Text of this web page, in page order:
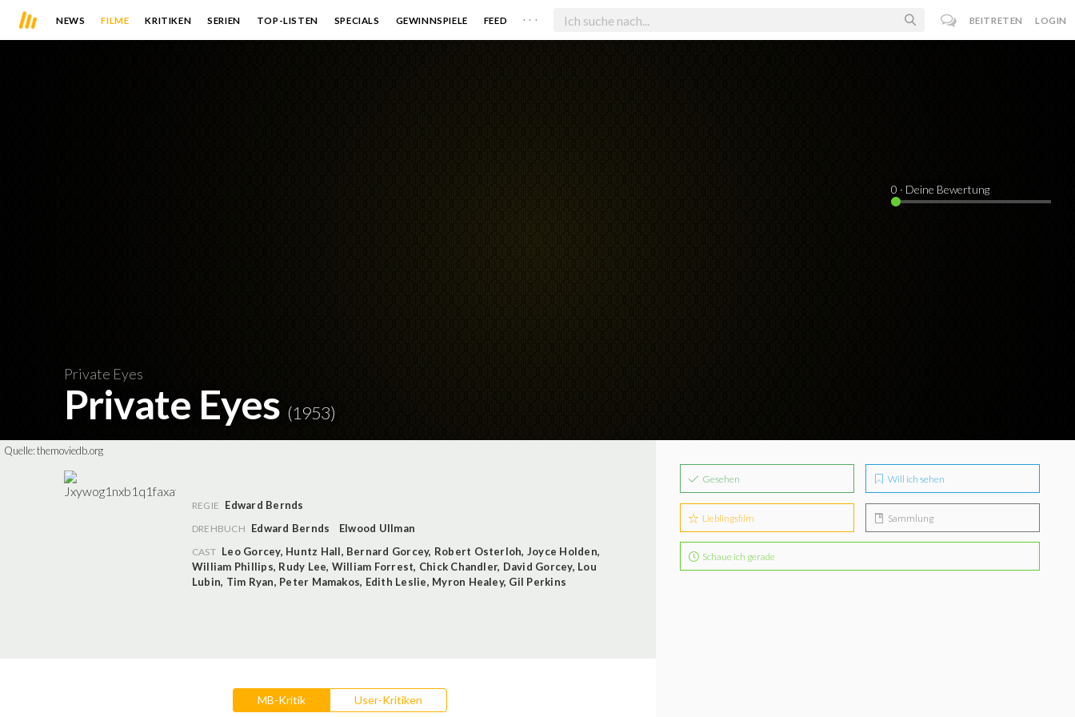
NEWS FILME KRITIKEN SERIEN TOP-LISTEN SPECIALS GEWINNSPIELE FEED . . . BEITRETEN LOGIN
Private Eyes
Private Eyes (1953)
0 · Deine Bewertung
Quelle:themoviedb.org
REGIE Edward Bernds
DREHBUCH Edward Bernds Elwood Ullman
CAST Leo Gorcey, Huntz Hall, Bernard Gorcey, Robert Osterloh, Joyce Holden,
William Phillips, Rudy Lee, William Forrest, Chick Chandler, David Gorcey, Lou
Lubin, Tim Ryan, Peter Mamakos, Edith Leslie, Myron Healey, Gil Perkins
MB-Kritik User-Kritiken
Gesehen Will ich sehen
Lieblingsfilm Sammlung
Schaue ich gerade